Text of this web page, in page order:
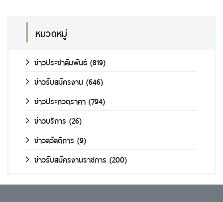
หมวดหมู่
ข่าวประชาสัมพันธ์ (819)
ข่าวรับสมัครงาน (646)
ข่าวประกวดราคา (794)
ข่าวบริการ (26)
ข่าวสวัสดิการ (9)
ข่าวรับสมัครงานราชการ (200)